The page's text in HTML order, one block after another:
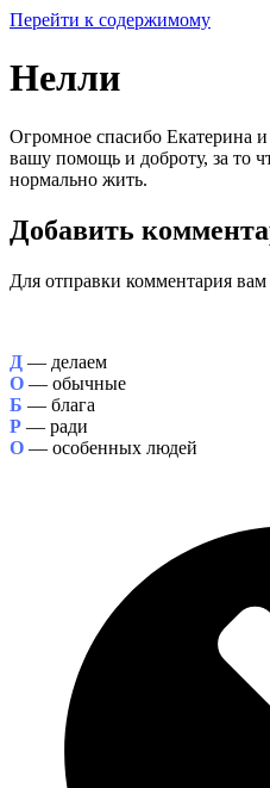
Перейти к содержимому
Нелли
Огромное спасибо Екатерина и
вашу помощь и доброту, за то
нормально жить.
Добавить
Для отправки комментария
Д — делаем
О — обычные
Б — блага
Р — ради
О — особенных людей